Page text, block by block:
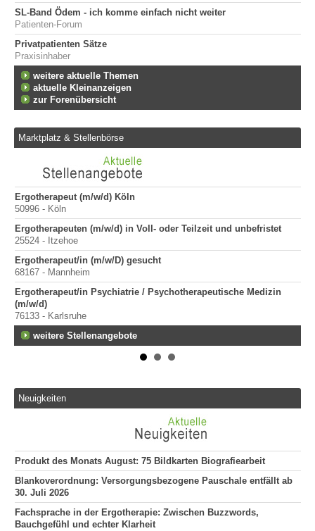
SL-Band Ödem - ich komme einfach nicht weiter
Patienten-Forum
Privatpatienten Sätze
Praxisinhaber
weitere aktuelle Themen
aktuelle Kleinanzeigen
zur Forenübersicht
Marktplatz & Stellenbörse
Ergotherapeut (m/w/d) Köln
50996 - Köln
Ergotherapeuten (m/w/d) in Voll- oder Teilzeit und unbefristet
25524 - Itzehoe
Ergotherapeut/in (m/w/D) gesucht
68167 - Mannheim
Ergotherapeut/in Psychiatrie / Psychotherapeutische Medizin
(m/w/d)
76133 - Karlsruhe
weitere Stellenangebote
Neuigkeiten
Produkt des Monats August: 75 Bildkarten Biografiearbeit
Blankoverordnung: Versorgungsbezogene Pauschale entfällt ab
30. Juli 2026
Fachsprache in der Ergotherapie: Zwischen Buzzwords,
Bauchgefühl und echter Klarheit